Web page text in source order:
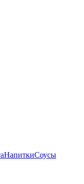
НапиткиСоусы